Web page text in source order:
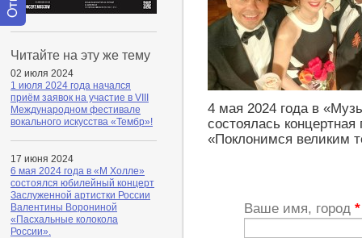
Читайте на эту же тему
02 июля 2024
1 июля 2024 года начался
приём заявок на участие в VIII
Международном фестивале
вокального искусства «Тембр»!
17 июня 2024
6 мая 2024 года в «М Холле»
состоялся юбилейный концерт
Заслуженной артистки России
Валентины Ворониной
«Пасхальные колокола
России».
4 мая 2024 года в
состоялась
«Поклонимся великим
Ваше имя, город *
Отправить
модератору